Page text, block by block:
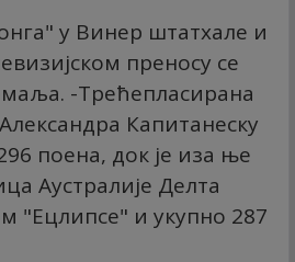
у Винер штатхале и
преносу се
-Трећепласирана
Капитанеску
поена, док је иза ње
Аустралије Делта
"Ецлипсе" и укупно 287